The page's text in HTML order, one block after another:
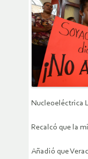
Nucleoeléctrica
Recalcó que la
Añadió que